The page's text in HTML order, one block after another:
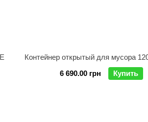
Контейнер открытый для мусора
6 690.00 грн
Купить